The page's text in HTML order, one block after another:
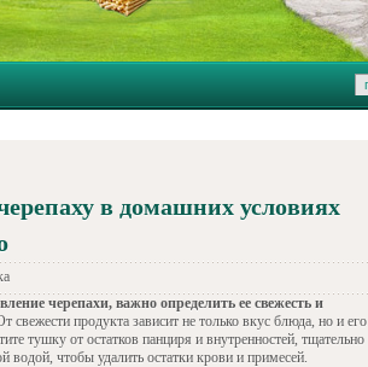
в домашних условиях
черепахи, важно определить ее свежесть и
свежести продукта зависит не только вкус блюда, но и его
тушку от остатков панциря и внутренностей, тщательно
водой, чтобы удалить остатки крови и примесей.